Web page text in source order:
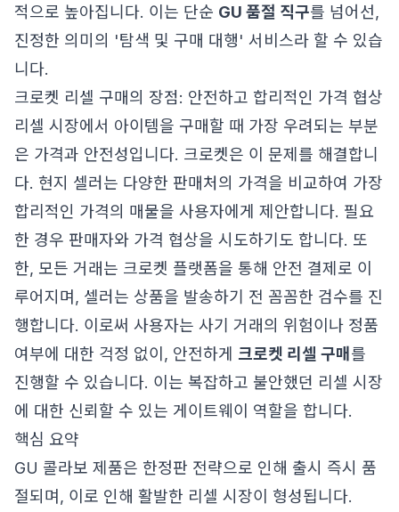
적으로 높아집니다. 이는 단순 GU 품절 직구를 넘어선,
진정한 의미의 '탐색 및 구매 대행' 서비스라 할 수 있습
니다.
크로켓 리셀 구매의 장점: 안전하고 합리적인 가격 협상
리셀 시장에서 아이템을 구매할 때 가장 우려되는 부분
은 가격과 안전성입니다. 크로켓은 이 문제를 해결합니
다. 현지 셀러는 다양한 판매처의 가격을 비교하여 가장
합리적인 가격의 매물을 사용자에게 제안합니다. 필요
한 경우 판매자와 가격 협상을 시도하기도 합니다. 또
한, 모든 거래는 크로켓 플랫폼을 통해 안전 결제로 이
루어지며, 셀러는 상품을 발송하기 전 꼼꼼한 검수를 진
행합니다. 이로써 사용자는 사기 거래의 위험이나 정품
여부에 대한 걱정 없이, 안전하게 크로켓 리셀 구매 를
진행할 수 있습니다. 이는 복잡하고 불안했던 리셀 시장
에 대한 신뢰할 수 있는 게이트웨이 역할을 합니다.
핵심 요약
GU 콜라보 제품은 한정판 전략으로 인해 출시 즉시 품
절되며, 이로 인해 활발한 리셀 시장이 형성됩니다.